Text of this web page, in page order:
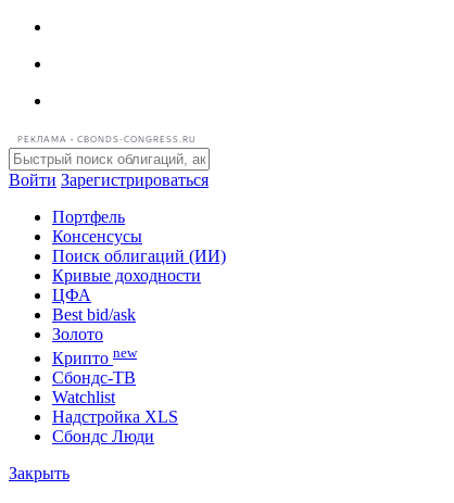
РЕКЛАМА • CBONDS-CONGRESS.RU
Войти Зарегистрироваться
Портфель
Консенсусы
Поиск облигаций (ИИ)
Кривые доходности
ЦФА
Best bid/ask
Золото
Криптоnew
Сбондс-ТВ
Надстройка XLS